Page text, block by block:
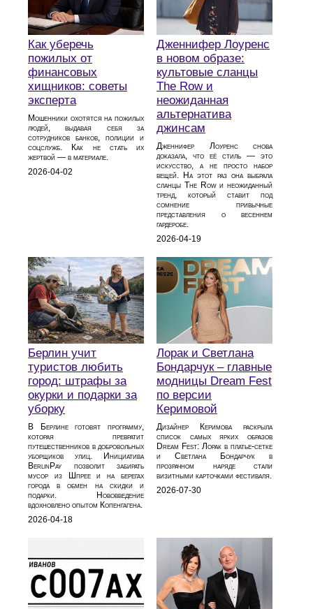
Как уберечь
пожилых от
финансовых
хищников: советы
эксперта
Мошенники охотятся на пожилых
людей, выдавая себя за
сотрудников банков, полиции и
соцслужб. Как не стать их
жертвой — в материале.
2026-04-02
Дженнифер Лоуренс
в новом образе:
культовые сланцы
The Row и
неожиданная
альтернатива
джинсам
Дженнифер Лоуренс снова
доказала, что её стиль — это
искусство, а не просто набор
вещей. На этот раз она выбрала
сланцы The Row и неожиданный
тренд, который ставит под
сомнение привычные
представления о весеннем
гардеробе.
2026-04-19
Берлин учит
туристов любить
город: штрафы за
окурки и подарки за
уборку
В Берлине готовят программу,
которая превратит
путешественников в добровольных
уборщиков улиц. Инициатива
BerlinPay позволит забирать
мусор из Шпрее и на берегах
города в обмен на скидки и
подарки. Нововведение
вдохновлено опытом Копенгагена.
2026-04-18
Лорак и Светлана
Бондарчук – главные
модницы Dream Fest
по версии
Керимовой
Дизайнер Керимова раскрыла
список самых ярких образов
Dream Fest: Лорак в платье‑сетке
и Светлана Бондарчук в
прозрачном наряде стали
визитными карточками фестиваля.
2026-07-30